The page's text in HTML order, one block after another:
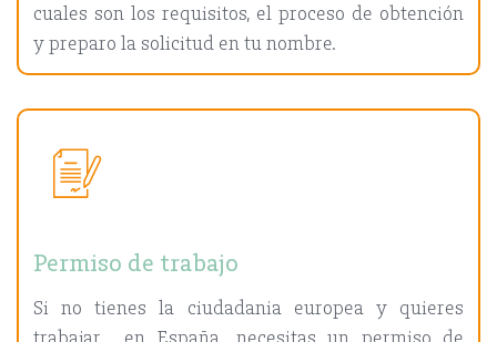
cuales son los requisitos, el proceso de obtención
y preparo la solicitud en tu nombre.
Permiso de trabajo
Si no tienes la ciudadania europea y quieres